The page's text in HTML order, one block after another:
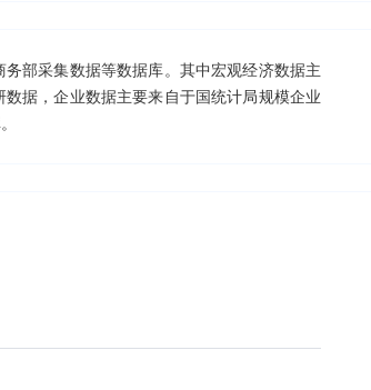
部采集数据等数据库。其中宏观经济数据主
据，企业数据主要来自于国统计局规模企业